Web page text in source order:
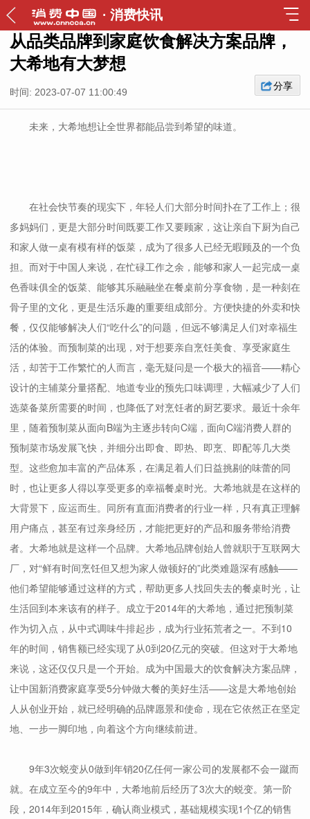
· 消费快讯
从品类品牌到家庭饮食解决方案品牌，
大希地有大梦想
时间: 2023-07-07 11:00:49
分享
未来，大希地想让全世界都能品尝到希望的味道。
在社会快节奏的现实下，年轻人们大部分时间扑在了工作上；很
多妈妈们，更是大部分时间既要工作又要顾家，这让亲自下厨为自己
和家人做一桌有模有样的饭菜，成为了很多人已经无暇顾及的一个负
担。而对于中国人来说，在忙碌工作之余，能够和家人一起完成一桌
色香味俱全的饭菜、能够其乐融融坐在餐桌前分享食物，是一种刻在
骨子里的文化，更是生活乐趣的重要组成部分。方便快捷的外卖和快
餐，仅仅能够解决人们“吃什么”的问题，但远不够满足人们对幸福生
活的体验。而预制菜的出现，对于想要亲自烹饪美食、享受家庭生
活，却苦于工作繁忙的人而言，毫无疑问是一个极大的福音——精心
设计的主辅菜分量搭配、地道专业的预先口味调理，大幅减少了人们
选菜备菜所需要的时间，也降低了对烹饪者的厨艺要求。最近十余年
里，随着预制菜从面向B端为主逐步转向C端，面向C端消费人群的
预制菜市场发展飞快，并细分出即食、即热、即烹、即配等几大类
型。这些愈加丰富的产品体系，在满足着人们日益挑剔的味蕾的同
时，也让更多人得以享受更多的幸福餐桌时光。大希地就是在这样的
大背景下，应运而生。同所有直面消费者的行业一样，只有真正理解
用户痛点，甚至有过亲身经历，才能把更好的产品和服务带给消费
者。大希地就是这样一个品牌。大希地品牌创始人曾就职于互联网大
厂，对“鲜有时间烹饪但又想为家人做顿好的”此类难题深有感触——
他们希望能够通过这样的方式，帮助更多人找回失去的餐桌时光，让
生活回到本来该有的样子。成立于2014年的大希地，通过把预制菜
作为切入点，从中式调味牛排起步，成为行业拓荒者之一。不到10
年的时间，销售额已经实现了从0到20亿元的突破。但这对于大希地
来说，这还仅仅只是一个开始。成为中国最大的饮食解决方案品牌，
让中国新消费家庭享受5分钟做大餐的美好生活——这是大希地创始
人从创业开始，就已经明确的品牌愿景和使命，现在它依然正在坚定
地、一步一脚印地，向着这个方向继续前进。
9年3次蜕变从0做到年销20亿任何一家公司的发展都不会一蹴而
就。在成立至今的9年中，大希地前后经历了3次大的蜕变。第一阶
段，2014年到2015年，确认商业模式，基础规模实现1个亿的销售